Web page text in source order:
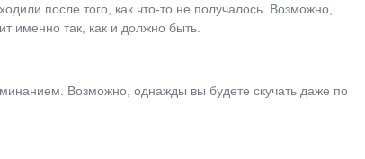
после того, как что-то не получалось. Возможно,
именно так, как и должно быть.
Возможно, однажды вы будете скучать даже по